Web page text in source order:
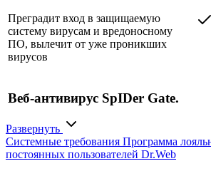
Преградит вход в защищаемую
систему вирусам и вредоносному
ПО, вылечит от уже проникших
вирусов
Веб-антивирус SpIDer Gate.
Обеспечит проверку веб-страниц в
режиме реального времени,
заблокирует фишинговые интернет-
Развернуть
Системные требования Программа
постоянных пользователей Dr.Web